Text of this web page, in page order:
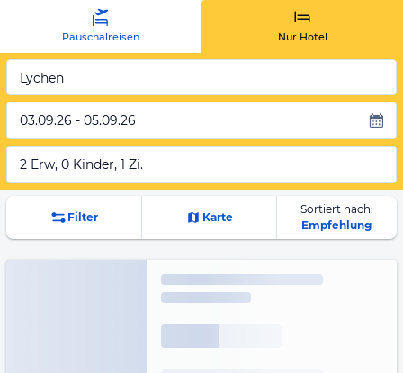
Pauschalreisen Nur Hotel
Lychen
03.09.26 - 05.09.26
2 Erw, 0 Kinder, 1 Zi.
Filter Karte
Sortiert nach:
Empfehlung